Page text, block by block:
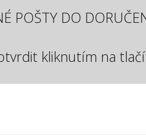
POŠTY DO
kliknutím na